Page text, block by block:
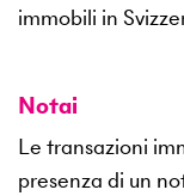
immobili in
Notai
Le transazioni
presenza di un